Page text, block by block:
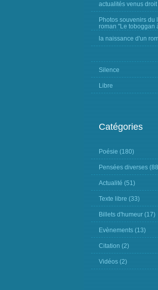
actualités venus
Photos souvenirs du
roman "Le toboggan
la naissance d'un
Silence
Libre
Catégories
Poésie (180)
Pensées diverses
Actualité (51)
Texte libre (33)
Billets d'humeur (17)
Evènements (13)
Citation (2)
Vidéos (2)